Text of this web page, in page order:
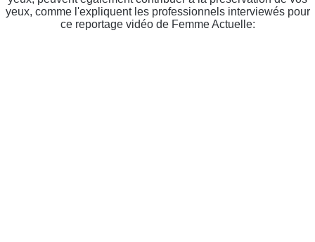
yeux, comme l'expliquent les professionnels interviewés pour
ce reportage vidéo de Femme Actuelle: